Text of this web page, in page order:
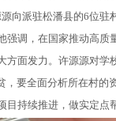
向派驻松潘县的6位驻
调，在国家推动高
面发力。许源源对
要全面分析所在村
持续推进，做实定点